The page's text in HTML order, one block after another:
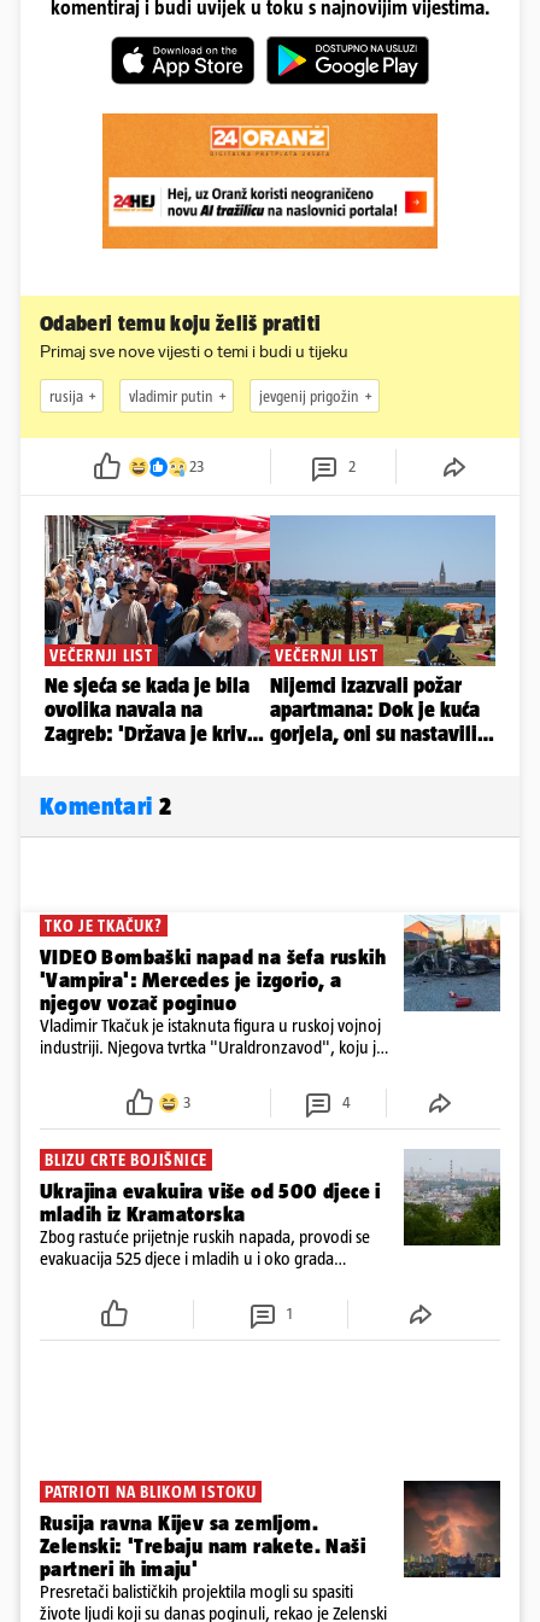
komentiraj i budi uvijek u toku s najnovijim vijestima.
Odaberi temu koju želiš pratiti
Primaj sve nove vijesti o temi i budi u tijeku
rusija vladimir putin jevgenij prigožin
23 2
Komentari 2
TKO JE TKAČUK?
VIDEO Bombaški napad na šefa ruskih
'Vampira': Mercedes je izgorio, a
njegov vozač poginuo
Vladimir Tkačuk je istaknuta figura u ruskoj vojnoj
industriji. Njegova tvrtka "Uraldronzavod", koju je
View) dronove iz obitelji "Upir"
3 4
BLIZU CRTE BOJIŠNICE
Ukrajina evakuira više od 500 djece i
mladih iz Kramatorska
Zbog rastuće prijetnje ruskih napada, provodi se
evakuacija 525 djece i mladih u i oko grada
1
PATRIOTI NA BLIKOM ISTOKU
Rusija ravna Kijev sa zemljom.
Zelenski: 'Trebaju nam rakete. Naši
partneri ih imaju'
Presretači balističkih projektila mogli su spasiti
živote ljudi koji su danas poginuli, rekao je Zelenski